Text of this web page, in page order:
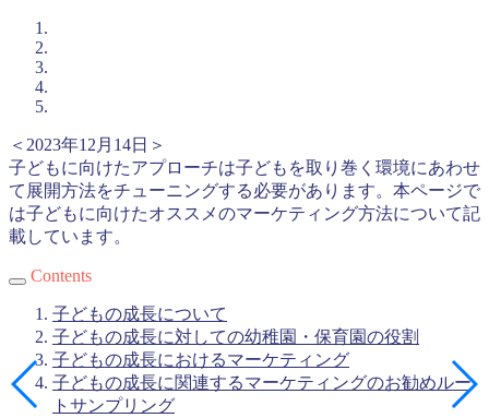
＜2023年12月14日＞
子どもに向けたアプローチは子どもを取り巻く環境にあわせ
て展開方法をチューニングする必要があります。本ページで
は子どもに向けたオススメのマーケティング方法について記
載しています。
Contents
子どもの成長について
子どもの成長に対しての幼稚園・保育園の役割
子どもの成長におけるマーケティング
子どもの成長に関連するマーケティングのお勧めルー
トサンプリング